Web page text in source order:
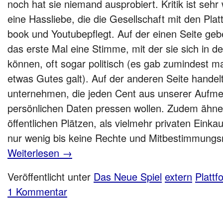
noch hat sie niemand ausprobiert. Kritik ist
eine Hass­lie­be, die die Gesell­schaft mit den
book und You­tubepflegt. Auf der einen Sei­te
das ers­te Mal eine Stim­me, mit der sie sich in
kön­nen, oft sogar poli­tisch (es gab zumin­dest
etwas Gutes galt). Auf der ande­ren Sei­te
un­ter­neh­men, die jeden Cent aus unse­rer
per­sön­li­chen Daten pres­sen wol­len. Zudem
öffent­li­chen Plät­zen, als viel­mehr pri­va­ten
nur wenig bis kei­ne Rech­te und
Weiterlesen →
Veröffentlicht unter Das Neue Spiel extern
1 Kommentar